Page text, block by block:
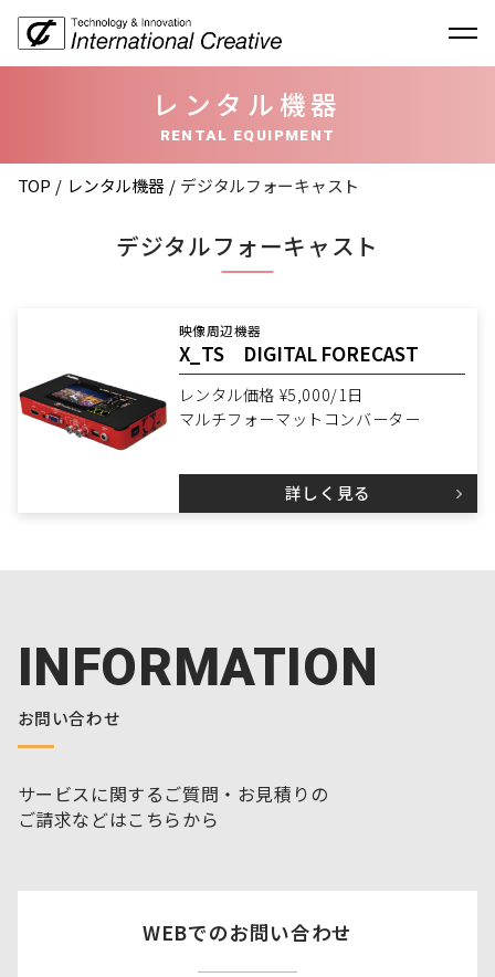
レンタル機器
RENTAL EQUIPMENT
TOP レンタル機器 デジタルフォーキャスト
デジタルフォーキャスト
映像周辺機器
X_TS DIGITAL FORECAST
レンタル価格 ¥5,000/1日
マルチフォーマットコンバーター
詳しく見る
INFORMATION
お問い合わせ
サービスに関するご質問・お見積りの
ご請求などはこちらから
WEBでのお問い合わせ